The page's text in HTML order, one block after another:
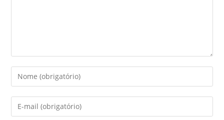
Digite
seu
nome
ou
Digite
seu